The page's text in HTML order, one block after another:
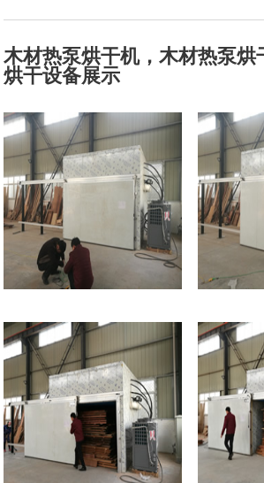
木材热泵烘干机，木材热泵烘
烘干设备展示